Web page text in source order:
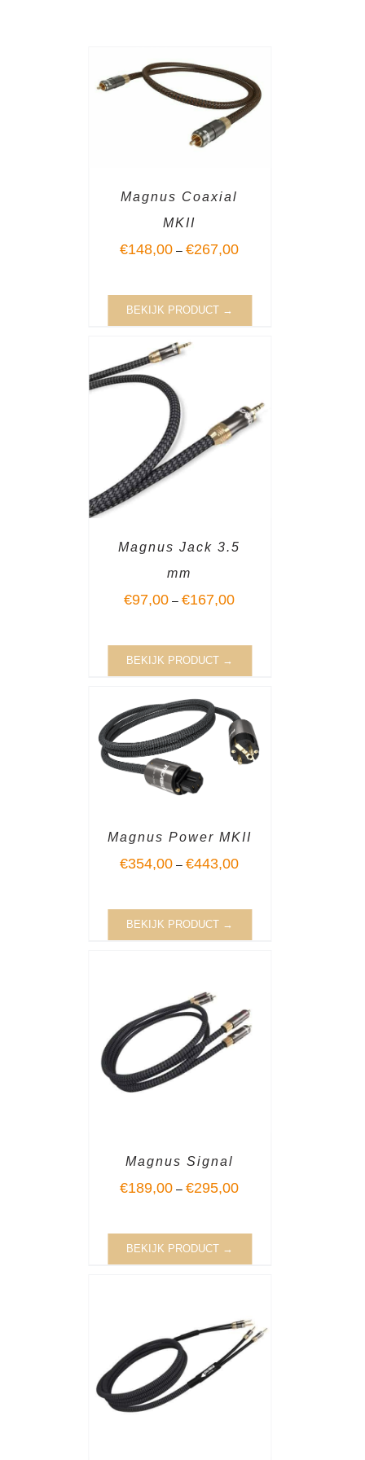
Magnus Coaxial
MKII
€148,00 –€267,00
BEKIJK PRODUCT →
Magnus Jack 3.5
mm
€97,00 –€167,00
BEKIJK PRODUCT →
Magnus Power MKII
€354,00 –€443,00
BEKIJK PRODUCT →
Magnus Signal
€189,00 –€295,00
BEKIJK PRODUCT →